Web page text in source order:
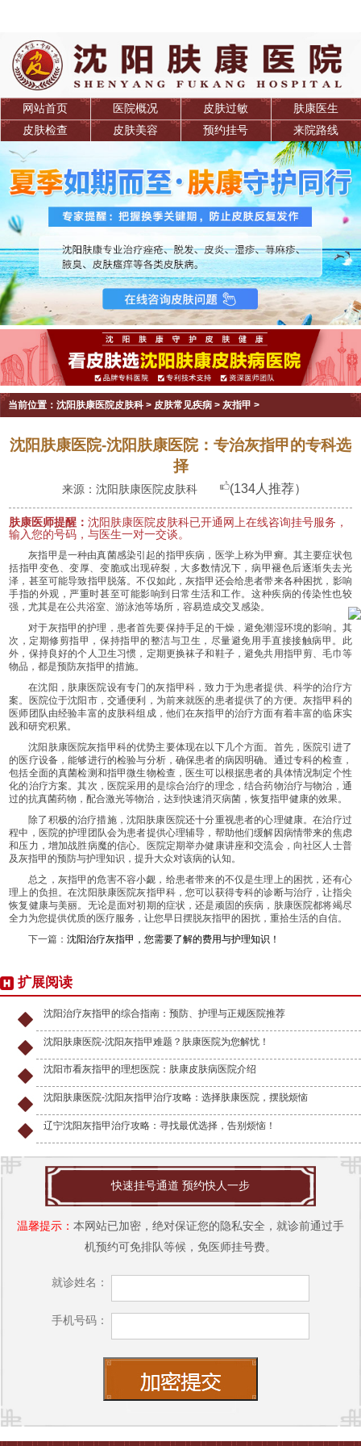
网站首页 医院概况 皮肤过敏
肤康医生
皮肤检查
皮肤美容 预约挂号 来院路线
当前位置： 沈阳肤康医院皮肤科> 皮肤常见疾病> 灰指甲 >
沈阳肤康医院-沈阳肤康医院：专治灰指甲的专科选
择
来源：沈阳肤康医院皮肤科 (134人推荐）
肤康医师提醒：沈阳肤康医院皮肤科已开通网上在线咨询挂号服务，
输入您的号码，与医生一对一交谈。
灰指甲是一种由真菌感染引起的指甲疾病，医学上称为甲癣。其主要症状包
括指甲变色、变厚、变脆或出现碎裂，大多数情况下，病甲褪色后逐渐失去光
泽，甚至可能导致指甲脱落。不仅如此，灰指甲还会给患者带来各种困扰，影响
手指的外观，严重时甚至可能影响到日常生活和工作。这种疾病的传染性也较
强，尤其是在公共浴室、游泳池等场所，容易造成交叉感染。
对于灰指甲的护理，患者首先要保持手足的干燥，避免潮湿环境的影响。其
次，定期修剪指甲，保持指甲的整洁与卫生，尽量避免用手直接接触病甲。此
外，保持良好的个人卫生习惯，定期更换袜子和鞋子，避免共用指甲剪、毛巾等
物品，都是预防灰指甲的措施。
在沈阳，肤康医院设有专门的灰指甲科，致力于为患者提供、科学的治疗方
案。医院位于沈阳市，交通便利，为前来就医的患者提供了的方便。灰指甲科的
医师团队由经验丰富的皮肤科组成，他们在灰指甲的治疗方面有着丰富的临床实
践和研究积累。
沈阳肤康医院灰指甲科的优势主要体现在以下几个方面。首先，医院引进了
的医疗设备，能够进行的检验与分析，确保患者的病因明确。通过专科的检查，
包括全面的真菌检测和指甲微生物检查，医生可以根据患者的具体情况制定个性
化的治疗方案。其次，医院采用的是综合治疗的理念，结合药物治疗与物治，通
过的抗真菌药物，配合激光等物治，达到快速消灭病菌，恢复指甲健康的效果。
除了积极的治疗措施，沈阳肤康医院还十分重视患者的心理健康。在治疗过
程中，医院的护理团队会为患者提供心理辅导，帮助他们缓解因病情带来的焦虑
和压力，增加战胜病魔的信心。医院定期举办健康讲座和交流会，向社区人士普
及灰指甲的预防与护理知识，提升大众对该病的认知。
总之，灰指甲的危害不容小觑，给患者带来的不仅是生理上的困扰，还有心
理上的负担。在沈阳肤康医院灰指甲科，您可以获得专科的诊断与治疗，让指尖
恢复健康与美丽。无论是面对初期的症状，还是顽固的疾病，肤康医院都将竭尽
全力为您提供优质的医疗服务，让您早日摆脱灰指甲的困扰，重拾生活的自信。
下一篇：沈阳治疗灰指甲，您需要了解的费用与护理知识！
扩展阅读
沈阳治疗灰指甲的综合指南：预防、护理与正规医院推荐
沈阳肤康医院-沈阳灰指甲难题？肤康医院为您解忧！
沈阳市看灰指甲的理想医院：肤康皮肤病医院介绍
沈阳肤康医院-沈阳灰指甲治疗攻略：选择肤康医院，摆脱烦恼
辽宁沈阳灰指甲治疗攻略：寻找最优选择，告别烦恼！
快速挂号通道 预约快人一步
温馨提示： 本网站已加密，绝对保证您的隐私安全，就诊前通过手
机预约可免排队等候，免医师挂号费。
就诊姓名：
手机号码：